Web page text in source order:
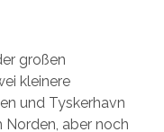
großen
kleinere
und Tyskerhavn
aber noch